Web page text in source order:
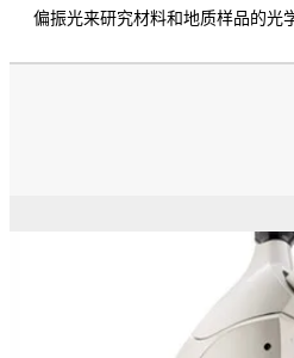
偏振光来研究材料和地质样品的光